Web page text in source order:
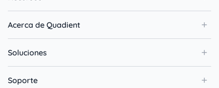
Acerca de Quadient
Soluciones
Soporte